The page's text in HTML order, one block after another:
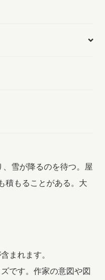
雪が降るのを待つ。屋
積もることがある。大
まれます。
です。作家の意図や図